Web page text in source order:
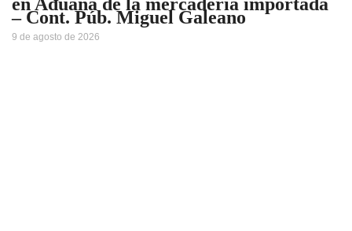
– Cont. Púb. Miguel Galeano
9 de agosto de 2026